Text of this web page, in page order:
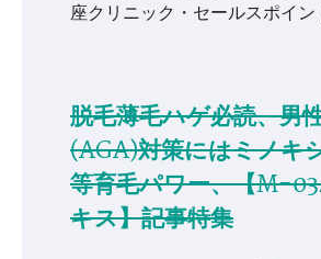
座クリニック・セールスポイ
脱毛薄毛ハゲ必読、男
(AGA)対策にはミノキ
等育毛パワー、【M-
キス】記事特集